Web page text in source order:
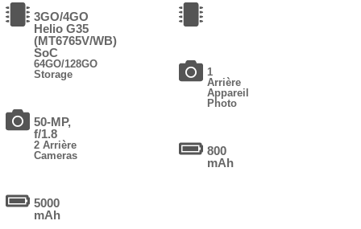
3GO/4GO
Helio G35
(MT6765V/WB)
SoC
64GO/128GO
Storage
50-MP,
f/1.8
2 Arrière
Cameras
5000
mAh
1
Arrière
Appareil
Photo
800
mAh